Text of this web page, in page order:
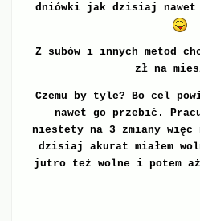
dniówki jak dzisiaj nawet
Z subów i innych metod
zł na
Czemu by tyle? Bo cel
nawet go przebić.
niestety na 3 zmiany więc
dzisiaj akurat miałem
jutro też wolne i potem